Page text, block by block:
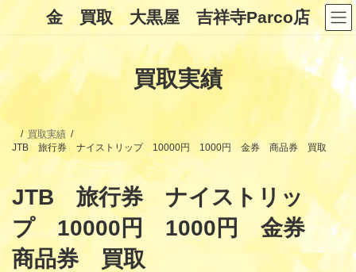
ン
キ
ッ
ー
に
移
金 買取 大黒屋 吉祥寺Parco店
買取実績
買取実績
JTB 旅行券 ナイストリップ 10000円 1000円 金券 商品券 買取
JTB 旅行券 ナイストリッ
プ 10000円 1000円 金券
商品券 買取